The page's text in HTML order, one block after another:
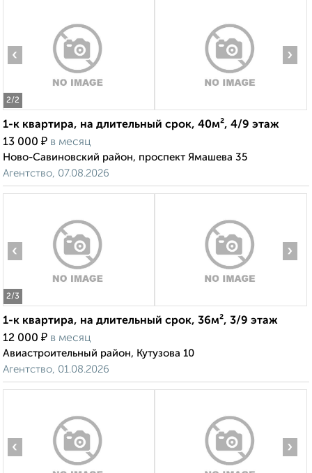
2/2
‹ ›
1-к квартира, на длительный срок, 40м², 4/9 этаж
13 000 ₽ в месяц
Ново-Савиновский район, проспект Ямашева 35
Агентство, 07.08.2026
2/3
‹ ›
1-к квартира, на длительный срок, 36м², 3/9 этаж
12 000 ₽ в месяц
Авиастроительный район, Кутузова 10
Агентство, 01.08.2026
‹ ›